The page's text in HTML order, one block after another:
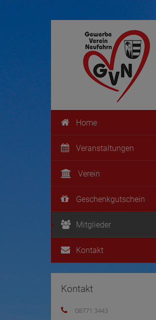
überspringen
Home
Veranstaltungen
Verein
Geschenkgutschein
Mitglieder
Kontakt
Kontakt
08771 3443